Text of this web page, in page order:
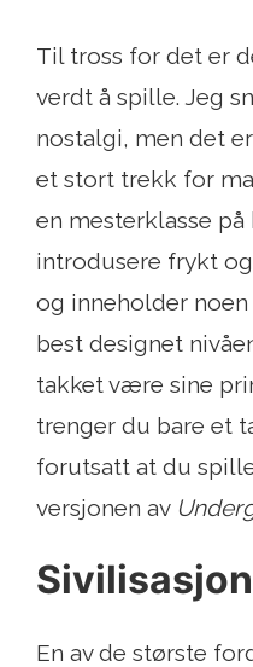
Til tross for det er
verdt å spille. Jeg
nostalgi, men det
et stort trekk for
en mesterklasse
introdusere frykt
og inneholder noen
best designet
takket være sine
trenger du bare et
forutsatt at du
versjonen av
En av de største